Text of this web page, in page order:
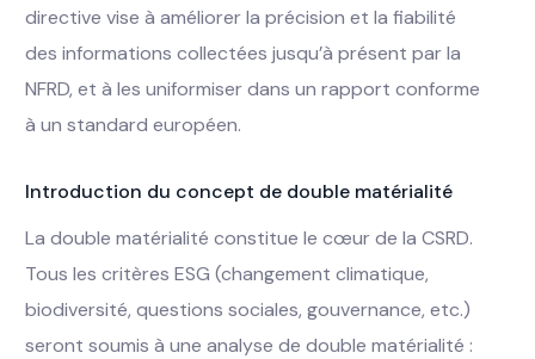
directive vise à améliorer la précision et la fiabilité
des informations collectées jusqu’à présent par la
NFRD, et à les uniformiser dans un rapport conforme
à un standard européen.
Introduction du concept de double matérialité
La double matérialité constitue le cœur de la CSRD.
Tous les critères ESG (changement climatique,
biodiversité, questions sociales, gouvernance, etc.)
seront soumis à une analyse de double matérialité :